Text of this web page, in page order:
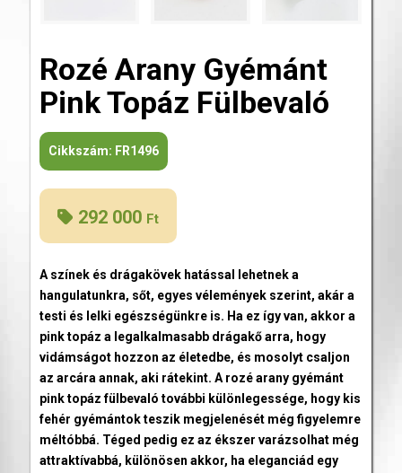
Rozé Arany Gyémánt
Pink Topáz Fülbevaló
Cikkszám: FR1496
292 000 Ft
A színek és drágakövek hatással lehetnek a
hangulatunkra, sőt, egyes vélemények szerint, akár a
testi és lelki egészségünkre is. Ha ez így van, akkor a
pink topáz a legalkalmasabb drágakő arra, hogy
vidámságot hozzon az életedbe, és mosolyt csaljon
az arcára annak, aki rátekint. A rozé arany gyémánt
pink topáz fülbevaló további különlegessége, hogy kis
fehér gyémántok teszik megjelenését még figyelemre
méltóbbá. Téged pedig ez az ékszer varázsolhat még
attraktívabbá, különösen akkor, ha eleganciád egy